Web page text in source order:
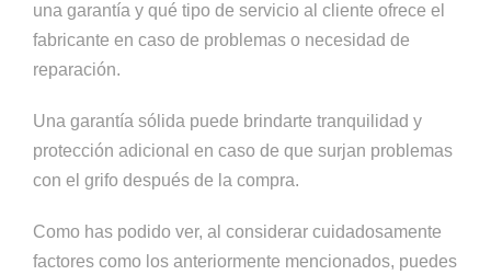
una garantía y qué tipo de servicio al cliente ofrece el
fabricante en caso de problemas o necesidad de
reparación.
Una garantía sólida puede brindarte tranquilidad y
protección adicional en caso de que surjan problemas
con el grifo después de la compra.
Como has podido ver, al considerar cuidadosamente
factores como los anteriormente mencionados, puedes